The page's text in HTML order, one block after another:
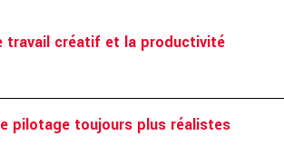
travail créatif et la productivité
pilotage toujours plus réalistes